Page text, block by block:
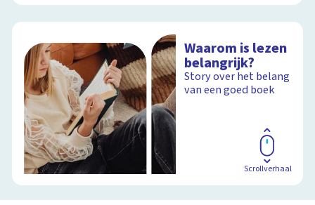
Waarom is lezen
belangrijk?
Story over het belang
van een goed boek
Scrollverhaal